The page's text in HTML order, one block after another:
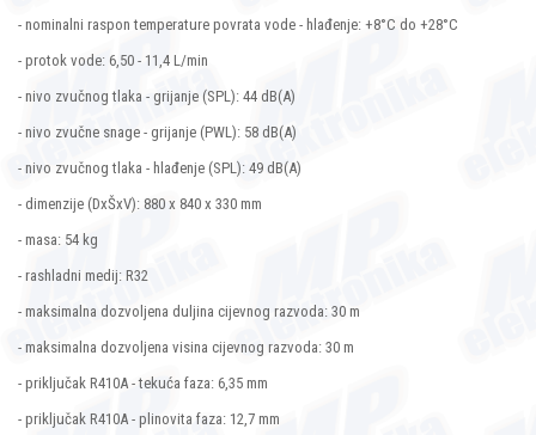
- nominalni raspon temperature povrata vode - hlađenje: +8°C do +28°C
- protok vode: 6,50 - 11,4 L/min
- nivo zvučnog tlaka - grijanje (SPL): 44 dB(A)
- nivo zvučne snage - grijanje (PWL): 58 dB(A)
- nivo zvučnog tlaka - hlađenje (SPL): 49 dB(A)
- dimenzije (DxŠxV): 880 x 840 x 330 mm
- masa: 54 kg
- rashladni medij: R32
- maksimalna dozvoljena duljina cijevnog razvoda: 30 m
- maksimalna dozvoljena visina cijevnog razvoda: 30 m
- priključak R410A - tekuća faza: 6,35 mm
- priključak R410A - plinovita faza: 12,7 mm